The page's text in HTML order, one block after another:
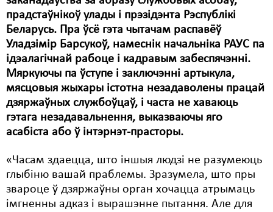
прадстаўнікоў улады і прэзідэнта Рэспублікі
Беларусь. Пра ўсё гэта чытачам распавёў
Уладзімір Барсукоў, намеснік начальніка РАУС па
ідэалагічнай рабоце і кадравым забеспячэнні.
Мяркуючы па ўступе і заключэнні артыкула,
мясцовыя жыхары істотна незадаволены працай
дзяржаўных службоўцаў, і часта не хаваюць
гэтага незадавальнення, выказваючы яго
асабіста або ў інтэрнэт-прасторы.
«Часам здаецца, што іншыя людзі не разумеюць
глыбіню вашай праблемы. Зразумела, што пры
звароце ў дзяржаўны орган хочацца атрымаць
імгненны адказ і вырашэнне пытання. Але для
Распальваньне варожасьці
Рознае
Свабода слова
Свабода сумленьня
Суд
Сьмяротнае пакараньне
Экалёгія
Правы працоўных
Сацыяльныя правы